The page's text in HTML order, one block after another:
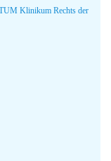
Klinikum Rechts der